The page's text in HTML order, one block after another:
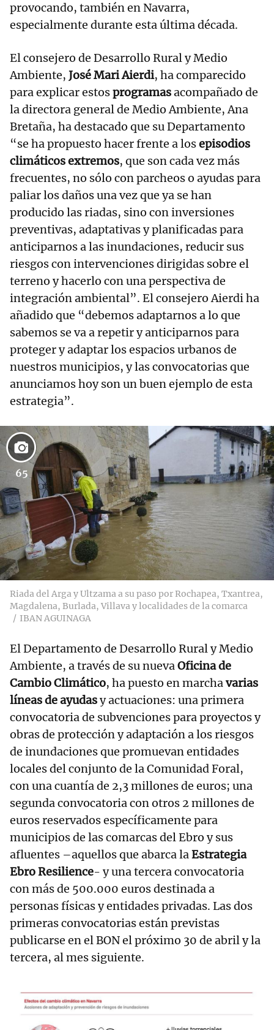
provocando, también en Navarra,
especialmente durante esta última década.
El consejero de Desarrollo Rural y Medio
Ambiente, José Mari Aierdi, ha comparecido
para explicar estosprogramasacompañado de
la directora general de Medio Ambiente, Ana
Bretaña, ha destacado que su Departamento
“se ha propuesto hacer frente a losepisodios
climáticos extremos, que son cada vez más
frecuentes, no sólo con parcheos o ayudas para
paliar los daños una vez que ya se han
producido las riadas, sino con inversiones
preventivas, adaptativas y planificadas para
anticiparnos a las inundaciones, reducir sus
riesgos con intervenciones dirigidas sobre el
terreno y hacerlo con una perspectiva de
integración ambiental”. El consejero Aierdi ha
añadido que “debemos adaptarnos a lo que
sabemos se va a repetir y anticiparnos para
proteger y adaptar los espacios urbanos de
nuestros municipios, y las convocatorias que
anunciamos hoy son un buen ejemplo de esta
estrategia”.
65
Riada del Arga y Ultzama a su paso por Rochapea, Txantrea,
Magdalena, Burlada, Villava y localidades de la comarca
IBAN AGUINAGA
El Departamento de Desarrollo Rural y Medio
Ambiente, a través de su nuevaOficina de
Cambio Climático, ha puesto en marchavarias
líneas de ayudasy actuaciones: una primera
convocatoria de subvenciones para proyectos y
obras de protección y adaptación a los riesgos
de inundaciones que promuevan entidades
locales del conjunto de la Comunidad Foral,
con una cuantía de 2,3 millones de euros; una
segunda convocatoria con otros 2 millones de
euros reservados específicamente para
municipios de las comarcas del Ebro y sus
afluentes –aquellos que abarca laEstrategia
Ebro Resilience- y una tercera convocatoria
con más de 500.000 euros destinada a
personas físicas y entidades privadas. Las dos
primeras convocatorias están previstas
publicarse en el BON el próximo 30 de abril y la
tercera, al mes siguiente.